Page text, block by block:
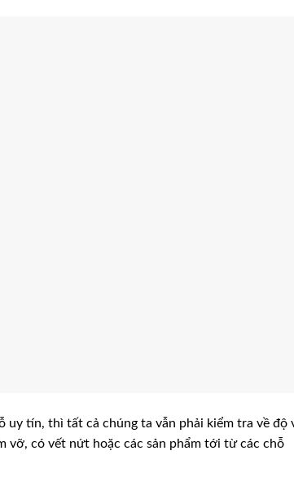
uy tín, thì tất cả chúng ta vẫn phải kiểm tra về độ
vỡ, có vết nứt hoặc các sản phẩm tới từ các chỗ